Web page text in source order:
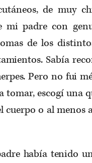
de muy
mi padre con
de los
Sabía
Pero no fui
tomar, escogí una
cuerpo o al menos
había tenido